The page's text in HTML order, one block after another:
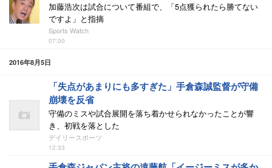
加藤浩次は試合について番組で、「5点獲られたら勝てない
ですよ」と指摘
Sports Watch
07:00
2016年8月5日
「失点があまりにも多すぎた」手倉森誠監督が守備
崩壊を反省
守備のミスや試合展開を落ち着かせられなかったことが響
き、初戦を落とした
デイリースポーツ
12:33